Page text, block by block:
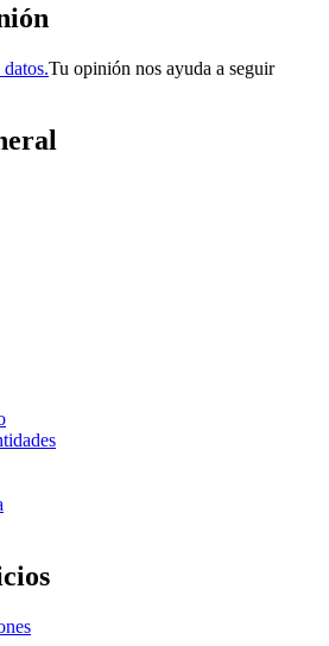
Tu opinión nos ayuda a seguir